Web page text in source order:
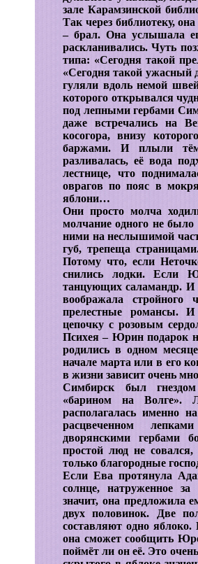
зале Карамзинской
Так через библиотеку,
– брал. Она услышала
раскланивались. Чуть
типа: «Сегодня такой
«Сегодня такой ужасный
гуляли вдоль немой
которого открывался
под лепными гербами
даже встречались на
косогора, внизу
баржами. И плыли
разливалась, её вода
лестнице, что
оврагов по пояс в
яблони…
Они просто молча
молчание одного не
ними на неслышимой
губ, трепеща
Потому что, если
снились лодки. Если
танцующих саламандр. И
воображала стройного
прелестные романсы. И
цепочку с розовым
Психея – Юрин подарок
родились в одном
начале марта или в его
в жизни зависит очень
Симбирск был гнездом
«барином на Волге».
располагалась именно
расцвеченном
дворянскими гербами
простой люд не
только благородные
Если Ева протянула
солнце, натруженное
значит, она предложила
двух половинок. Две
составляют одно
она сможет сообщить
поймёт ли он её. Это